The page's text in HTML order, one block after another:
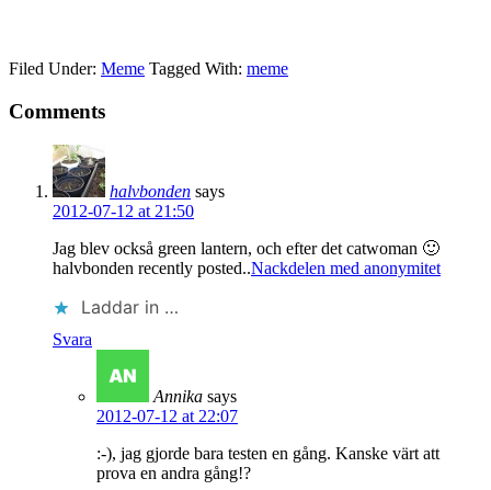
Filed Under: Meme Tagged With: meme
Comments
halvbonden says
2012-07-12 at 21:50
Jag blev också green lantern, och efter det catwoman 🙂
halvbonden recently posted..Nackdelen med anonymitet
Laddar in …
Svara
Annika says
2012-07-12 at 22:07
:-), jag gjorde bara testen en gång. Kanske värt att
prova en andra gång!?